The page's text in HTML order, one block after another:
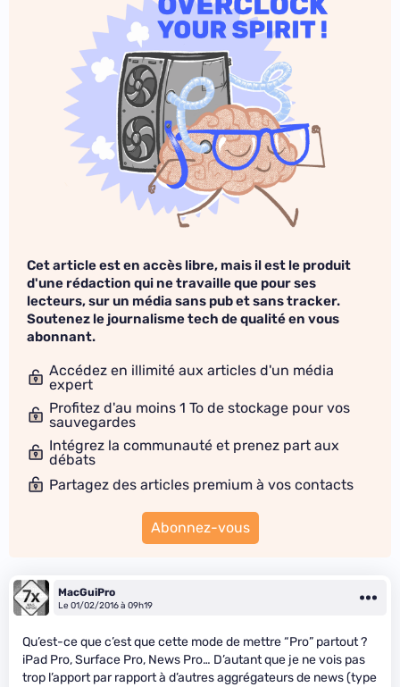
Cet article est en accès libre, mais il est le produit
d'une rédaction qui ne travaille que pour ses
lecteurs, sur un média sans pub et sans tracker.
Soutenez le journalisme tech de qualité en vous
abonnant.
Accédez en illimité aux articles d'un média
expert
Profitez d'au moins 1 To de stockage pour vos
sauvegardes
Intégrez la communauté et prenez part aux
débats
Partagez des articles premium à vos contacts
Abonnez-vous
MacGuiPro
Le 01/02/2016 à 09h19
Qu’est-ce que c’est que cette mode de mettre “Pro” partout ?
iPad Pro, Surface Pro, News Pro… D’autant que je ne vois pas
trop l’apport par rapport à d’autres aggrégateurs de news (type